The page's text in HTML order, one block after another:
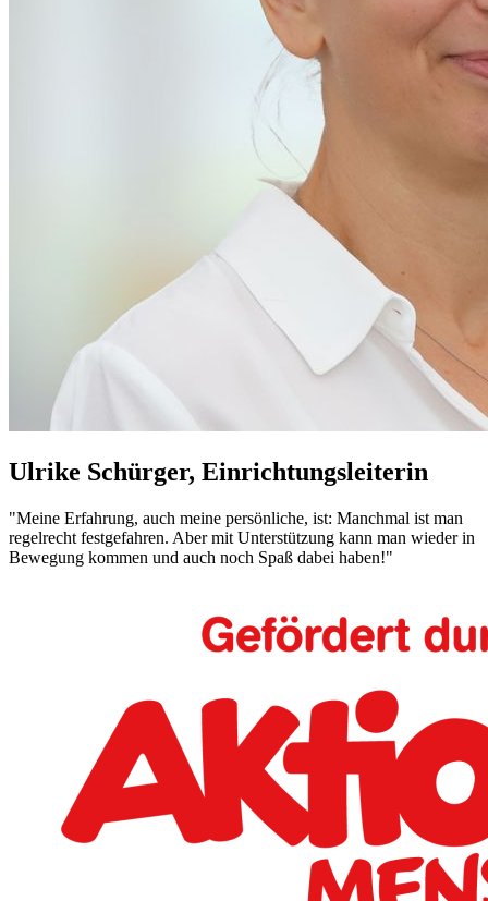
Ulrike Schürger, Einrichtungsleiterin
"Meine Erfahrung, auch meine persönliche, ist: Manchmal ist man
regelrecht festgefahren. Aber mit Unterstützung kann man wieder in
Bewegung kommen und auch noch Spaß dabei haben!"